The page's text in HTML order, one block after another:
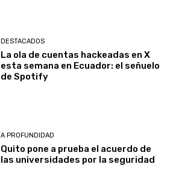
DESTACADOS
La ola de cuentas hackeadas en X
esta semana en Ecuador: el señuelo
de Spotify
A PROFUNDIDAD
Quito pone a prueba el acuerdo de
las universidades por la seguridad